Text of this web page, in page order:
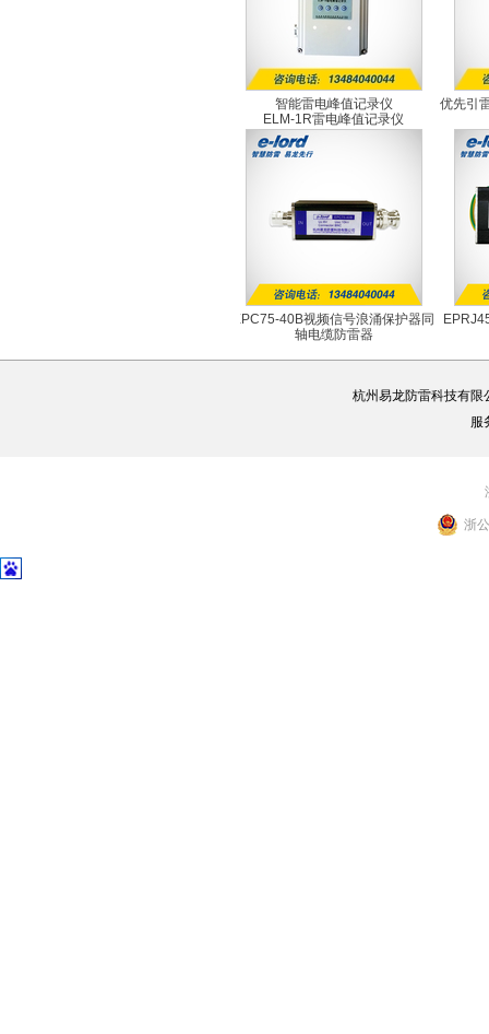
智能雷电峰值记录仪
ELM-1R雷电峰值记录仪
优先引
EPC75-40B视频信号浪涌保护器同
轴电缆防雷器
杭州易龙防雷科技有限
服
浙